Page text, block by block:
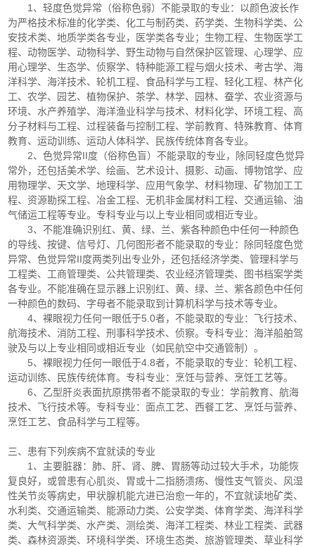
1、轻度色觉异常（俗称色弱）不能录取的专业：以颜色波长作
为严格技术标准的化学类、化工与制药类、药学类、生物科学类、公
安技术类、地质学类各专业，医学类各专业；生物工程、生物医学工
程、动物医学、动物科学、野生动物与自然保护区管理、心理学、应
用心理学、生态学、侦察学、特种能源工程与烟火技术、考古学、海
洋科学、海洋技术、轮机工程、食品科学与工程、轻化工程、林产化
工、农学、园艺、植物保护、茶学、林学、园林、蚕学、农业资源与
环境、水产养殖学、海洋渔业科学与技术、材料化学、环境工程、高
分子材料与工程、过程装备与控制工程、学前教育、特殊教育、体育
教育、运动训练、运动人体科学、民族传统体育各专业。
2、色觉异常II度（俗称色盲）不能录取的专业，除同轻度色觉异
常外，还包括美术学、绘画、艺术设计、摄影、动画、博物馆学、应
用物理学、天文学、地理科学、应用气象学、材料物理、矿物加工工
程、资源勘探工程、冶金工程、无机非金属材料工程、交通运输、油
气储运工程等专业。专科专业与以上专业相同或相近专业。
3、不能准确识别红、黄、绿、兰、紫各种颜色中任何一种颜色
的导线、按键、信号灯、几何图形者不能录取的专业：除同轻度色觉
异常、色觉异常II度两类列出专业外，还包括经济学类、管理科学与
工程类、工商管理类、公共管理类、农业经济管理类、图书档案学类
各专业。不能准确在显示器上识别红、黄、绿、兰、紫各颜色中任何
一种颜色的数码、字母者不能录取到计算机科学与技术等专业。
4、裸眼视力任何一眼低于5.0者，不能录取的专业：飞行技术、
航海技术、消防工程、刑事科学技术、侦察。专科专业：海洋船舶驾
驶及与以上专业相同或相近专业（如民航空中交通管制）。
5、裸眼视力任何一眼低于4.8者，不能录取的专业：轮机工程、
运动训练、民族传统体育。专科专业：烹饪与营养、烹饪工艺等。
6、乙型肝炎表面抗原携带者不能录取的专业：学前教育、航海
技术、飞行技术等。专科专业：面点工艺、西餐工艺、烹饪与营养、
烹饪工艺、食品科学与工程等。
三、患有下列疾病不宜就读的专业
1、主要脏器：肺、肝、肾、脾、胃肠等动过较大手术，功能恢
复良好，或曾患有心肌炎、胃或十二指肠溃疡、慢性支气管炎、风湿
性关节炎等病史，甲状腺机能亢进已治愈一年的，不宜就读地矿类、
水利类、交通运输类、能源动力类、公安学类、体育学类、海洋科学
类、大气科学类、水产类、测绘类、海洋工程类、林业工程类、武器
类、森林资源类、环境科学类、环境生态类、旅游管理类、草业科学